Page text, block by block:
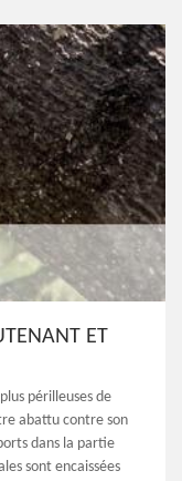
ET
périlleuses de
abattu contre son
dans la partie
sont encaissées